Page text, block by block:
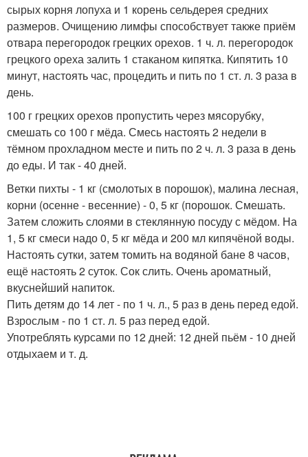
сырых корня лопуха и 1 корень сельдерея средних
размеров. Очищению лимфы способствует также приём
отвара перегородок грецких орехов. 1 ч. л. перегородок
грецкого ореха залить 1 стаканом кипятка. Кипятить 10
минут, настоять час, процедить и пить по 1 ст. л. 3 раза в
день.
100 г грецких орехов пропустить через мясорубку,
смешать со 100 г мёда. Смесь настоять 2 недели в
тёмном прохладном месте и пить по 2 ч. л. 3 раза в день
до еды. И так - 40 дней.
Ветки пихты - 1 кг (смолотых в порошок), малина лесная,
корни (осенне - весенние) - 0, 5 кг (порошок. Смешать.
Затем сложить слоями в стеклянную посуду с мёдом. На
1, 5 кг смеси надо 0, 5 кг мёда и 200 мл кипячёной воды.
Настоять сутки, затем томить на водяной бане 8 часов,
ещё настоять 2 суток. Сок слить. Очень ароматный,
вкуснейший напиток.
Пить детям до 14 лет - по 1 ч. л., 5 раз в день перед едой.
Взрослым - по 1 ст. л. 5 раз перед едой.
Употреблять курсами по 12 дней: 12 дней пьём - 10 дней
отдыхаем и т. д.